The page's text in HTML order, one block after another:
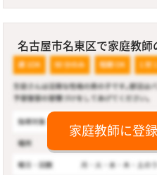
名古屋市名東区で家庭教
家庭教師に登